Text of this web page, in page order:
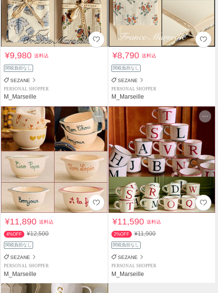
¥9,980送料込
関税負担なし
SEZANE
PERSONAL SHOPPER
M_Marseille
¥8,790送料込
関税負担なし
SEZANE
PERSONAL SHOPPER
M_Marseille
¥11,890送料込
4%OFF ¥12,500
関税負担なし
SEZANE
PERSONAL SHOPPER
M_Marseille
¥11,590送料込
2%OFF ¥11,900
関税負担なし
SEZANE
PERSONAL SHOPPER
M_Marseille